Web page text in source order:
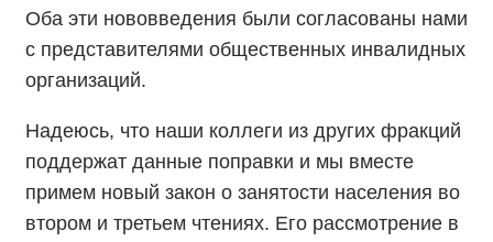
Оба эти нововведения были согласованы нами
с представителями общественных инвалидных
организаций.
Надеюсь, что наши коллеги из других фракций
поддержат данные поправки и мы вместе
примем новый закон о занятости населения во
втором и третьем чтениях. Его рассмотрение в